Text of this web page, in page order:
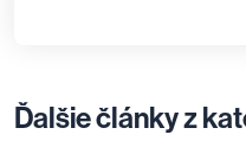
Ďalšie články z